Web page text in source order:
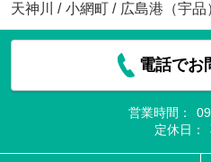
天神川 / 小網町 / 広島港（宇品
電話でお
営業時間：
定休日：